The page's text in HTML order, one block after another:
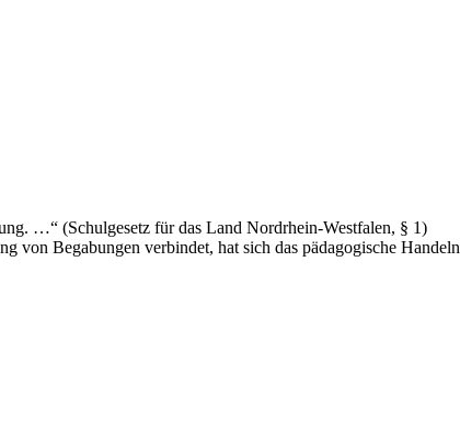
…“ (Schulgesetz für das Land Nordrhein-Westfalen, § 1)
Begabungen verbindet, hat sich das pädagogische